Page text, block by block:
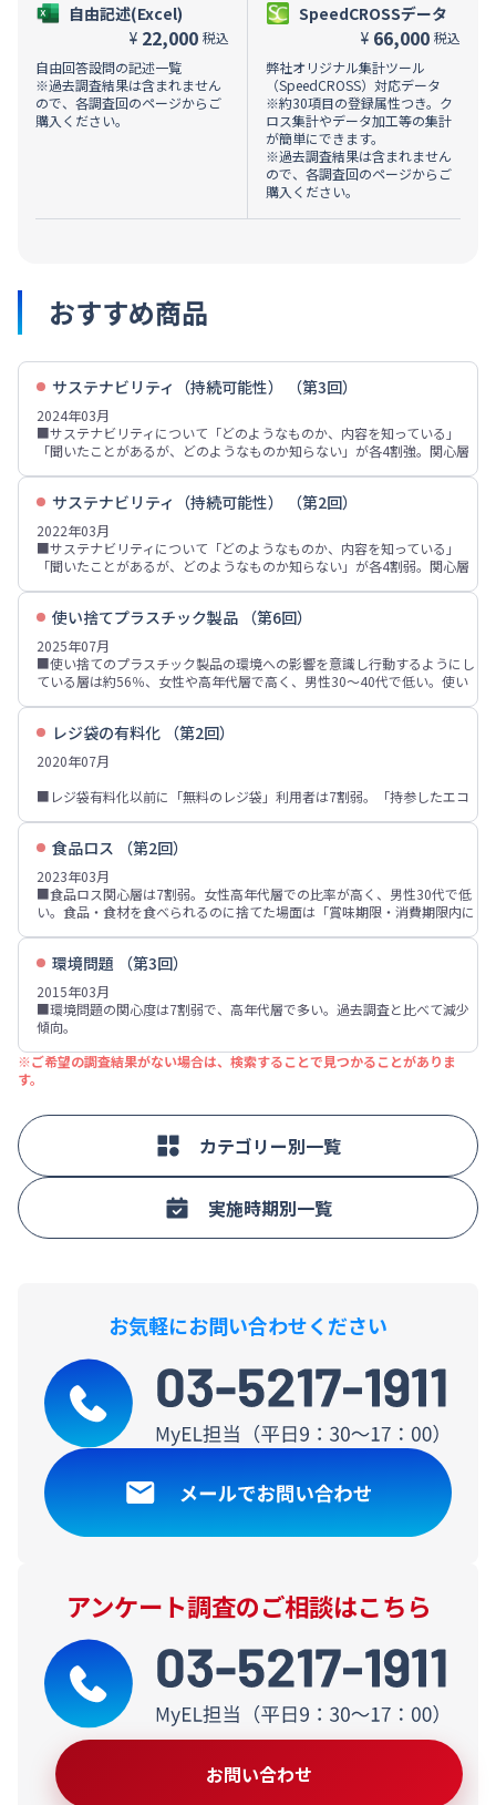
自由記述(Excel)
¥ 22,000 税込
自由回答設問の記述一覧
※過去調査結果は含まれません
ので、各調査回のページからご
購入ください。
SpeedCROSSデータ
¥ 66,000 税込
弊社オリジナル集計ツール
（SpeedCROSS）対応データ
※約30項目の登録属性つき。ク
ロス集計やデータ加工等の集計
が簡単にできます。
※過去調査結果は含まれません
ので、各調査回のページからご
購入ください。
おすすめ商品
サステナビリティ（持続可能性） （第3回）
2024年03月
■サステナビリティについて「どのようなものか、内容を知っている」
「聞いたことがあるが、どのようなものか知らない」が各4割強。関心層
強、「ロハス」が2割強。
■SDGsの中で重要だと思うものは「すべての人に健康と福祉を」が約
46%、「安全な水とトイレを世界中に」「気候変動に具体的な対策を」
「飢餓をゼロに」が各4割強。2022年調査と比べ比率が増加している項目
が多い。最も関心があるものは「気候変動に具体的な対策を」「すべての
人に健康と福祉を」が各10%台。
■エシカル消費の観点で実施していることは「食品ロスを減らす」が5割
強、「エコバッグを使う、レジ袋は使わない」が約45%、「地産地消」
「省エネや節電・節水などを心がけた生活」「長持ちする商品を買う」が
各3割弱。
■サステナビリティを重視する企業・ブランドであることを意識して購
重視する企業・ブランドである・環境等に配慮したものであることが、商
品への興味・関心に影響する層は4割弱、女性や60～70代での比率が高
サステナビリティ（持続可能性） （第2回）
2022年03月
■サステナビリティについて「どのようなものか、内容を知っている」
「聞いたことがあるが、どのようなものか知らない」が各4割弱。関心層
ュートラル」が4割弱、「フェアトレード」「ダイバーシティ」「ロハ
ス」が各3割前後の認知。
■SDGsの中で重要だと思うものは「すべての人に健康と福祉を」が4割
強、「気候変動に具体的な対策を」「飢餓をゼロに」「貧困をなくそう」
「安全な水とトイレを世界中に」などが各4割弱。2020年調査と比べ「海
の豊かさを守ろう」「平和と公正をすべての人に」「人や国の不平等をな
くそう」などの比率が増加。
■エシカル消費の観点で実施していることは「食品ロスを減らす」が5割
強、「エコバックを使う、レジ袋は使わない」が5割弱。2020年調査と比
増加。
企業・ブランドの利用意向がある層は5割弱、女性や高年代層での比率が
高い。
使い捨てプラスチック製品 （第6回）
2025年07月
■使い捨てのプラスチック製品の環境への影響を意識し行動するようにし
ている層は約56％、女性や高年代層で高く、男性30～40代で低い。使い
割強、「プラスチックのゴミを分別、洗浄するなどし、リサイクルできる
ようにする」「水筒を使う」が各30％台。
■使い捨てのプラスチック製品や容器で普段使う・もらうものは「ペット
ボトル」「食品トレイ」が各7割前後、「プラスチック製の容器・袋の商
品」が約64％、「スーパーなどにある無料のポリ袋」が54％、「個別包
装商品」が5割弱。
■使い捨てのプラスチック製品のうち、あった方がよいと思うものは「ペ
ットボトル」が5割強、「無料のポリ袋」が4割強、「食品トレイ」「無料
レジ袋」が各30％台。過去調査と比べ「プラスチック製ストロー」が増加
傾向。レジ袋有料化で不便に感じる・感じない人は、いずれも4割強。
■使い捨てプラスチック製品や容器について5年前からと比べて関心を持
は、リサイクルなどにより一部の資源が有効活用されている」は4割弱、
「使い捨てのプラスチック製品は生活の利便性を高めている」「プラスチ
ック製品の削減の取り組みは、環境問題への意識を高めることにつなが
る」が各3割弱。
レジ袋の有料化 （第2回）
2020年07月
■レジ袋有料化以前に「無料のレジ袋」利用者は7割弱。「持参したエコ
■レジ袋有料化後に、利用が多くなると思う入れ物(予定)は、食料品・飲
料購入時はエコバッグが8割弱、「持参したビニール袋・レジ袋」が4割
弱。衣料品購入時はエコバッグが6割強、「店が提供する無料の入れ物」
「持参したビニール袋・レジ袋」が各20%台。「有料のレジ袋」は1割
強、男性や若年層での比率が高い傾向。
■有料のレジ袋購入・利用理由は「エコバッグや袋を持っていないときに
必要」が6割弱、「持参した袋では足りない」が3割弱。持参した入れ物利
用理由は「レジ袋が有料だから」が7割弱で、女性での比率が高い。
■レジ袋有料化以前の1年間と比べ、有料化後にレジ袋を利用する頻度が
減ると思う人は6割強。「変わらない」は2割強で、男性10～30代でやや
高い。
食品ロス （第2回）
2023年03月
■食品ロス関心層は7割弱。女性高年代層での比率が高く、男性30代で低
い。食品・食材を食べられるのに捨てた場面は「賞味期限・消費期限内に
■値引きされていれば購入するものは「消費期限間近の商品」が7割強、
「品質に問題はないがワケありの商品」「品質に問題はない、賞味期限切
れの商品」が各50%台。値引きされていなくても普段から購入するものは
「消費期限間近の商品」「品質に問題はないがワケありの商品」が各4割
弱。
■食品ロスに関して意識して行っていることは「必要なもの以外は買わな
い・買いすぎない」が5割強、「必要な分量だけ買う」が4割強、「食事を
用意向者の比率は、男性3割強、女性約46%。フードシェアリングサービ
ス利用者の利用意向率は8割弱、非利用者では約35%。
環境問題 （第3回）
2015年03月
■環境問題の関心度は7割弱で、高年代層で多い。過去調査と比べて減少
傾向。
染」など。5年前より悪くなっているものは「放射能汚染」「地球温暖
ど
■普段、環境保全・エコを意識して行っていることは「ゴミ分別・リサイ
クル」「詰め替え用を買う」「エコバック・マイバック、マイ水筒などを
■環境問題についての情報入手先は「テレビ」がトップ、続いて「新聞」
「インターネットからの情報」。年代が低いほど入手者は少ない。
※ご希望の調査結果がない場合は、検索することで見つかることがありま
す。
カテゴリー別一覧
実施時期別一覧
お気軽にお問い合わせください
アンケート調査のご相談はこちら
お問い合わせ